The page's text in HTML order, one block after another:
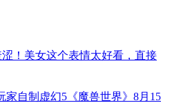
！美女这个表情太好看，直接
家自制虚幻5《魔兽世界》8月15